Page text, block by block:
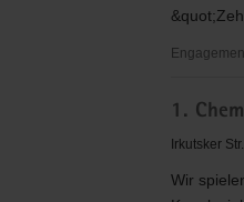
Ju-
Verein
1.
Irkutsker
Wir